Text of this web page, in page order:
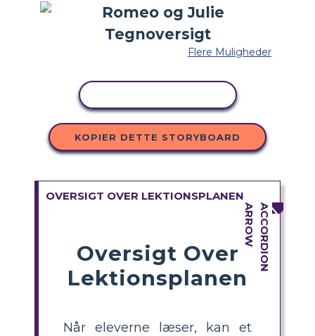
Flere Muligheder
KOPIER DETTE STORYBOARD
OVERSIGT OVER LEKTIONSPLANEN
Oversigt Over
Lektionsplanen
Når eleverne læser, kan et